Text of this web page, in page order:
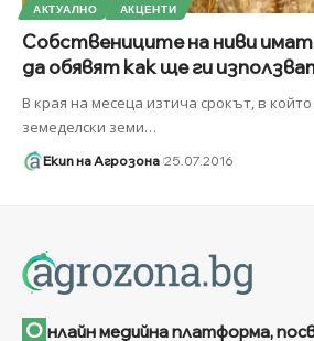
АКТУАЛНО АКЦЕНТИ
Собствениците на ниви
да обявят как ще ги
В края на месеца изтича срокът, в
земеделски земи…
Екип на Агрозона 25.07.2016
О нлайн медийна платформа,